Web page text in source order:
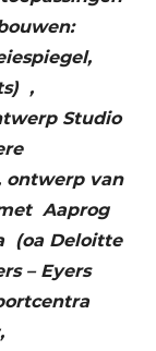
,
Studio
ontwerp van
Aaprog
(oa Deloitte
– Eyers